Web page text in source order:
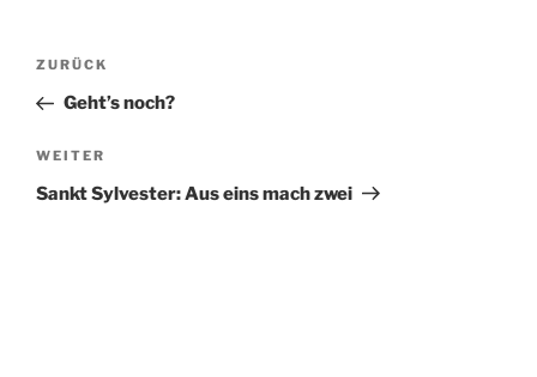
Beitragsnavigation
Vorheriger
Beitrag
ZURÜCK
Geht’s noch?
Nächster
Beitrag
WEITER
Sankt Sylvester: Aus eins mach zwei